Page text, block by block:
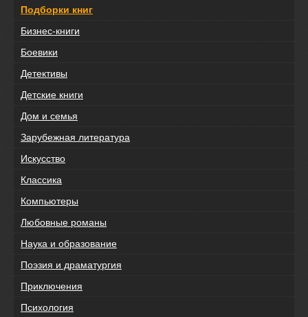
Подборки книг
Бизнес-книги
Боевики
Детективы
Детские книги
Дом и семья
Зарубежная литература
Искусство
Классика
Компьютеры
Любовные романы
Наука и образование
Поэзия и драматургия
Приключения
Психология